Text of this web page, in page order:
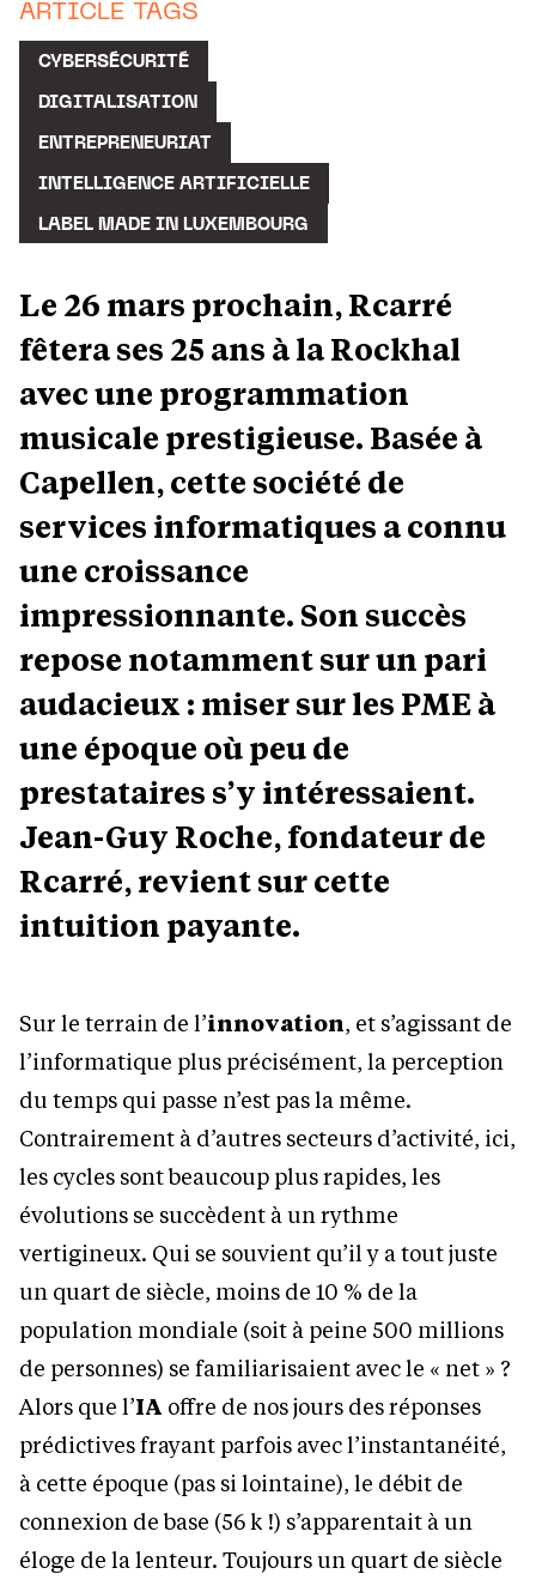
ARTICLE TAGS
CYBERSÉCURITÉ
DIGITALISATION
ENTREPRENEURIAT
INTELLIGENCE ARTIFICIELLE
LABEL MADE IN LUXEMBOURG
Le 26 mars prochain, Rcarré
fêtera ses 25 ans à la Rockhal
avec une programmation
musicale prestigieuse. Basée à
Capellen, cette société de
services informatiques a connu
une croissance
impressionnante. Son succès
repose notamment sur un pari
audacieux : miser sur les PME à
une époque où peu de
prestataires s’y intéressaient.
Jean-Guy Roche, fondateur de
Rcarré, revient sur cette
intuition payante.
Sur le terrain de l’innovation, et s’agissant de
l’informatique plus précisément, la perception
du temps qui passe n’est pas la même.
Contrairement à d’autres secteurs d’activité, ici,
les cycles sont beaucoup plus rapides, les
évolutions se succèdent à un rythme
vertigineux. Qui se souvient qu’il y a tout juste
un quart de siècle, moins de 10 % de la
population mondiale (soit à peine 500 millions
de personnes) se familiarisaient avec le « net » ?
Alors que l’IA offre de nos jours des réponses
prédictives frayant parfois avec l’instantanéité,
à cette époque (pas si lointaine), le débit de
connexion de base (56 k !) s’apparentait à un
éloge de la lenteur. Toujours un quart de siècle